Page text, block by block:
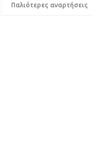
Παλιότερες αναρτήσεις